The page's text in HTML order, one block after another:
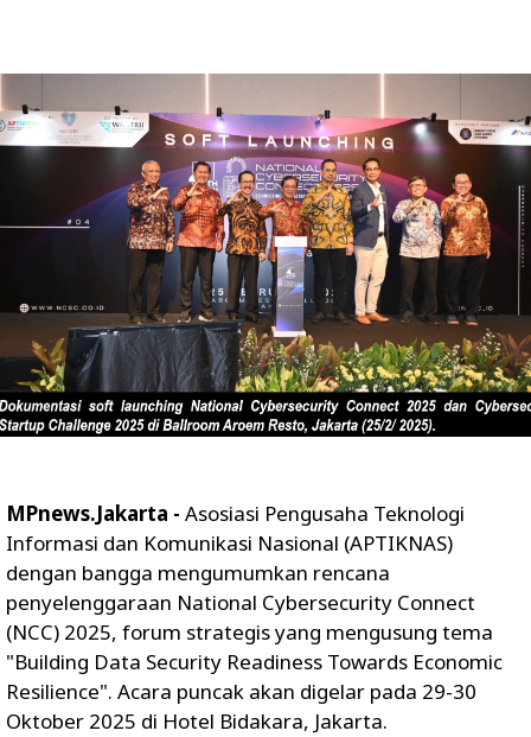
MPnews.Jakarta - Asosiasi Pengusaha Teknologi
Informasi dan Komunikasi Nasional (APTIKNAS)
dengan bangga mengumumkan rencana
penyelenggaraan National Cybersecurity Connect
(NCC) 2025, forum strategis yang mengusung tema
"Building Data Security Readiness Towards Economic
Resilience". Acara puncak akan digelar pada 29-30
Oktober 2025 di Hotel Bidakara, Jakarta.